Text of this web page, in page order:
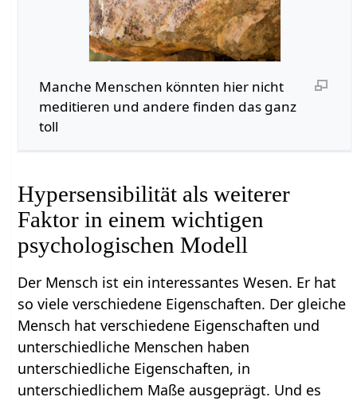
Manche Menschen könnten hier nicht
meditieren und andere finden das ganz
toll
Hypersensibilität als weiterer
Faktor in einem wichtigen
psychologischen Modell
Der Mensch ist ein interessantes Wesen. Er hat
so viele verschiedene Eigenschaften. Der gleiche
Mensch hat verschiedene Eigenschaften und
unterschiedliche Menschen haben
unterschiedliche Eigenschaften, in
unterschiedlichem Maße ausgeprägt. Und es